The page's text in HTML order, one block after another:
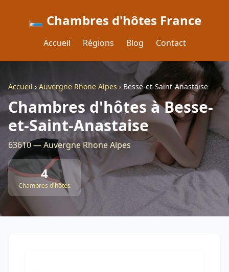
🛏️ Chambres d'hôtes France
Accueil Régions Blog Contact
Accueil › Auvergne Rhone Alpes › Besse-et-Saint-Anastaise
Chambres d'hôtes à Besse-
et-Saint-Anastaise
63610 — Auvergne Rhone Alpes
4
Chambres d'hôtes